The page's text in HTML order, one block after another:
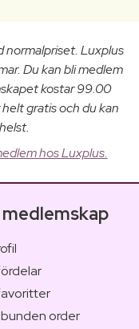
normalpriset. Luxplus
Du kan bli medlem
kostar 99.00
gratis och du kan
hos Luxplus.
order